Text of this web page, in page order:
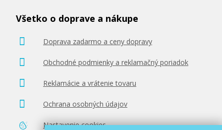
Všetko o doprave a nákupe
Doprava zadarmo a ceny dopravy
Obchodné podmienky a reklamačný poriadok
Reklamácie a vrátenie tovaru
Ochrana osobných údajov
Nastavenie cookies